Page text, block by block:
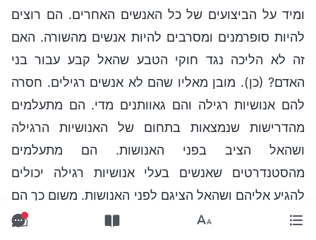
ומיד על הביצועים של כל האנשים האחרים. הם רוצים
להיות סופרמנים ומסרבים להיות אנשים מהשורה. האם
זה לא הליכה נגד חוקי הטבע שהאל קבע עבור בני
האדם? (כן). מובן מאליו שהם לא אנשים רגילים. חסרה
להם אנושיות רגילה והם גאוותנים מדי. הם מתעלמים
מהדרישות שנמצאות בתחום של האנושיות הרגילה
ושהאל הציב בפני האנושות. הם מתעלמים
מהסטנדרטים שאנשים בעלי אנושיות רגילה יכולים
להגיע אליהם ושהאל הציגם לפני האנושות. משום כך הם
בזים לדרישות האל וחושבים: "הדרישות של האל נמוכות